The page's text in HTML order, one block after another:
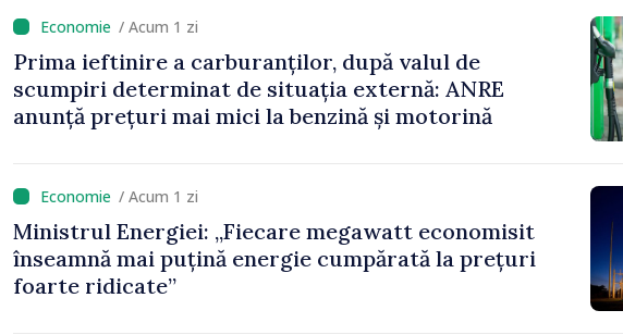
/ Acum 1 zi
Prima ieftinire a carburanților, după valul de
scumpiri determinat de situația externă: ANRE
anunță prețuri mai mici la benzină și motorină
/ Acum 1 zi
Ministrul Energiei: „Fiecare megawatt economisit
înseamnă mai puțină energie cumpărată la prețuri
foarte ridicate”